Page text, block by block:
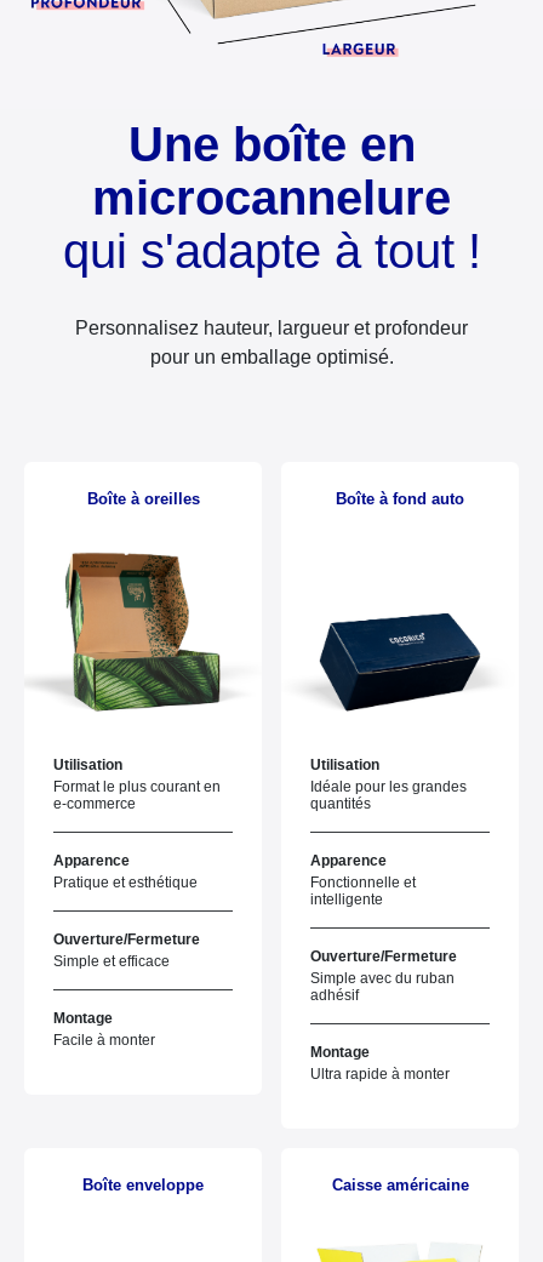
Une boîte en
microcannelure
qui s'adapte à tout !
Personnalisez hauteur, largueur et profondeur
pour un emballage optimisé.
Boîte à oreilles
Utilisation
Format le plus courant en
e-commerce
Apparence
Pratique et esthétique
Ouverture/Fermeture
Simple et efficace
Montage
Facile à monter
Boîte à fond auto
Utilisation
Idéale pour les grandes
quantités
Apparence
Fonctionnelle et
intelligente
Ouverture/Fermeture
Simple avec du ruban
adhésif
Montage
Ultra rapide à monter
Boîte enveloppe Caisse américaine